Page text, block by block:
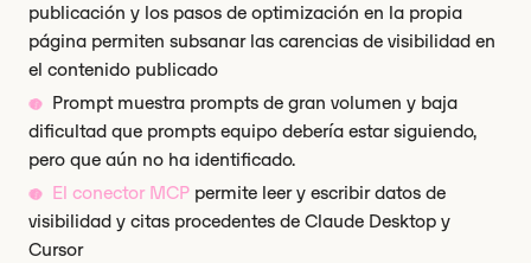
publicación y los pasos de optimización en la propia
página permiten subsanar las carencias de visibilidad en
el contenido publicado
Prompt muestra prompts de gran volumen y baja
dificultad que prompts equipo debería estar siguiendo,
pero que aún no ha identificado.
El conector MCP permite leer y escribir datos de
visibilidad y citas procedentes de Claude Desktop y
Cursor